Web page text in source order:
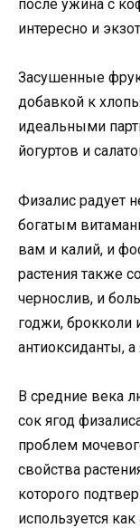
после ужина с
интересно и
Засушенные
добавкой к
идеальными
йогуртов и
Физалис радует
богатым
вам и калий, и
растения также
чернослив, и
годжи, брокколи
антиоксиданты,
В средние века
сок ягод
проблем
свойства
которого
используется